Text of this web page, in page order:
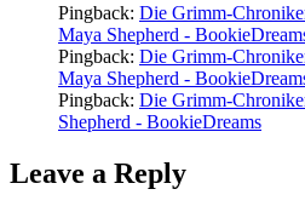
Pingback: Die Grimm-
Maya Shepherd -
Pingback: Die Grimm-
Maya Shepherd -
Pingback: Die Grimm-
Shepherd - BookieDreams
Leave a Reply